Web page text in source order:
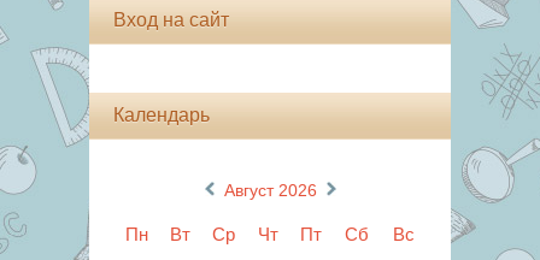
Вход на сайт
Календарь
« Август 2026 »
Пн Вт Ср Чт Пт Сб Вс